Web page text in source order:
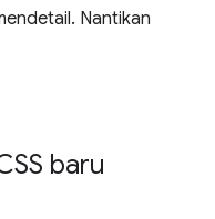
Nantikan
baru